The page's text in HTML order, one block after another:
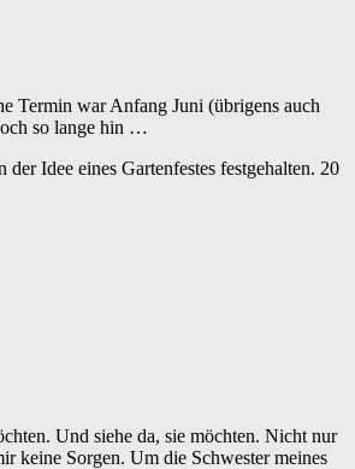
Termin war Anfang Juni (übrigens auch
so lange hin …
Idee eines Gartenfestes festgehalten. 20
Und siehe da, sie möchten. Nicht nur
keine Sorgen. Um die Schwester meines